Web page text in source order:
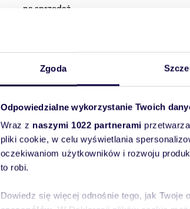
Zgoda
Odpowiedzialne wykorzystanie Twoich
Wraz z naszymi 1022 partnerami
pliki cookie, w celu wyświetlania
oczekiwaniom użytkowników i rozwoju
to robi.
Dowiedz się więcej odnośnie tego, jak Twoje
na sprzedaż
Kudowa-Zdrój